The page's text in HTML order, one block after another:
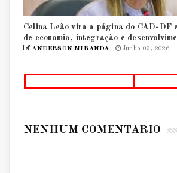
Celina Leão vira a página do CAD-DF
de economia, integração e
ANDERSON MIRANDA Junho 09, 2026
NENHUM COMENTÁRIO